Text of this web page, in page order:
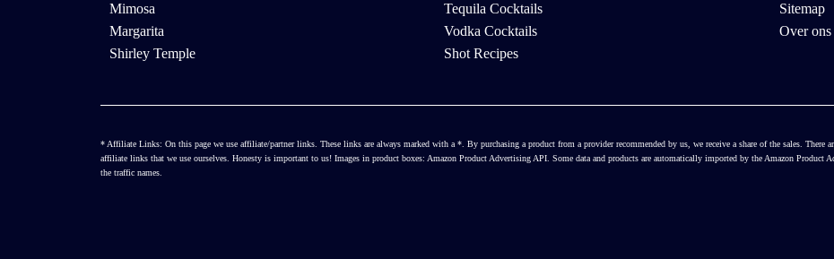
Mimosa
Margarita
Shirley Temple
Tequila Cocktails
Vodka Cocktails
Shot Recipes
Sitemap
Over ons
* Affiliate Links: On this page we use affiliate/partner links. These links are always marked with a *. By purchasing a product from a provider recommended by us, we receive a share of the sales. There
affiliate links that we use ourselves. Honesty is important to us! Images in product boxes: Amazon Product Advertising API. Some data and products are automatically imported by the Amazon Product
the traffic names.